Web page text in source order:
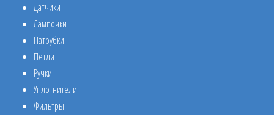
Датчики
Лампочки
Патрубки
Петли
Ручки
Уплотнители
Фильтры